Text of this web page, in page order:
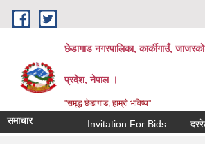
Skip to main content
छेडागाड नगरपालिका, कार्कीगाउँ,
प्रदेश, नेपाल ।
"समृद्ध छेडागाड, हाम्रो भविष्य"
समाचार Invitation For Bids दररेट